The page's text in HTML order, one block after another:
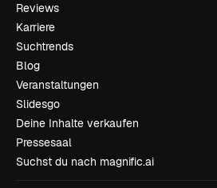
Reviews
Karriere
Suchtrends
Blog
Veranstaltungen
Slidesgo
Deine Inhalte verkaufen
Pressesaal
Suchst du nach magnific.ai